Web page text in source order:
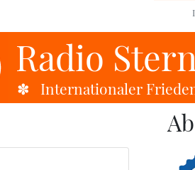
Radio
Internationaler